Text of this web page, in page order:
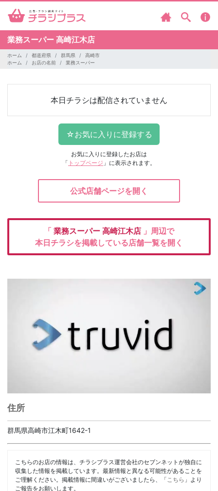
業務スーパー 高崎江木店
ホーム 都道府県 群馬県
高崎市
ホーム
お店の名前 業務スーパー
本日チラシは配信されていません
お気に入りに登録したお店は
「 トップページ 」に表示されます。
公式店舗ページを開く
「 業務スーパー 高崎江木店 」周辺で
本日チラシを掲載している店舗一覧を開く
住所
群馬県高崎市江木町1642-1
こちらのお店の情報は、チラシプラス運営会社のセブンネットが独自に
収集した情報を掲載しています。最新情報と異なる可能性があることを
ご理解ください。掲載情報に間違いがございましたら、「 こちら 」より
ご報告をお願いします。